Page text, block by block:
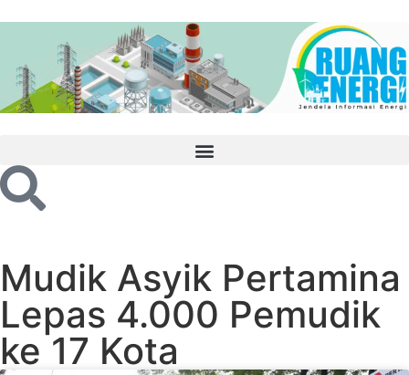
Mudik Asyik Pertamina
Lepas 4.000 Pemudik
ke 17 Kota